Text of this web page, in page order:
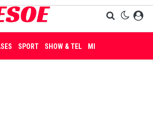
SPORT SHOW & TEL MISDAAD